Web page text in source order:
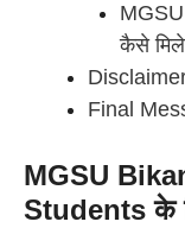
कैसे
Final
MGSU
Students के